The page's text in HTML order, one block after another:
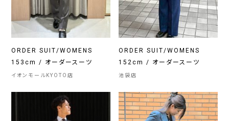
ORDER SUIT/WOMENS
153cm / オーダースーツ
イオンモールKYOTO店
ORDER SUIT/WOMENS
152cm / オーダースーツ
池袋店